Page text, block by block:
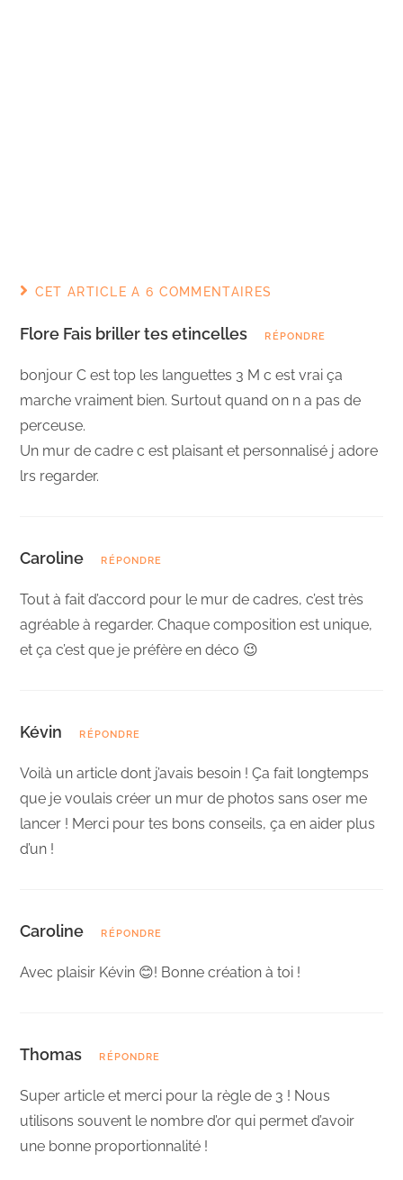
CET ARTICLE A 6 COMMENTAIRES
Flore Fais briller tes etincelles RÉPONDRE
bonjour C est top les languettes 3 M c est vrai ça
marche vraiment bien. Surtout quand on n a pas de
perceuse.
Un mur de cadre c est plaisant et personnalisé j adore
lrs regarder.
Caroline RÉPONDRE
Tout à fait d’accord pour le mur de cadres, c’est très
agréable à regarder. Chaque composition est unique,
et ça c’est que je préfère en déco 😉
Kévin RÉPONDRE
Voilà un article dont j’avais besoin ! Ça fait longtemps
que je voulais créer un mur de photos sans oser me
lancer ! Merci pour tes bons conseils, ça en aider plus
d’un !
Caroline RÉPONDRE
Avec plaisir Kévin 😊! Bonne création à toi !
Thomas RÉPONDRE
Super article et merci pour la règle de 3 ! Nous
utilisons souvent le nombre d’or qui permet d’avoir
une bonne proportionnalité !